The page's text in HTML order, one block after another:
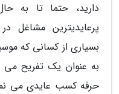
دارید، حتما تا به
پرعایدیترین مشاغل
بسیاری از کسانی که
به عنوان یک تفریح می
حرفه کسب عایدی می